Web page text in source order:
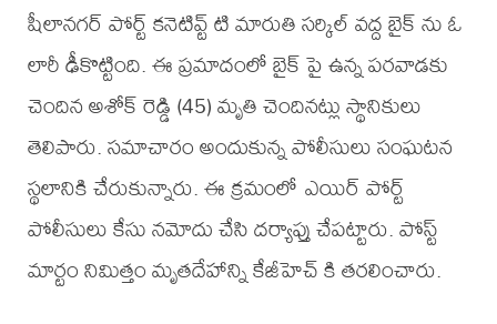
షీలానగర్ పోర్ట్ కనెటివ్ట్ టి మారుతి సర్కిల్ వద్ద బైక్ ను ఓ
లారీ ఢీకొట్టింది. ఈ ప్రమాదంలో బైక్ పై ఉన్న పరవాడకు
చెందిన అశోక్ రెడ్డి (45) మృతి చెందినట్లు స్థానికులు
తెలిపారు. సమాచారం అందుకున్న పోలీసులు సంఘటన
స్థలానికి చేరుకున్నారు. ఈ క్రమంలో ఎయిర్ పోర్ట్
పోలీసులు కేసు నమోదు చేసి దర్యాప్తు చేపట్టారు. పోస్ట్
మార్టం నిమిత్తం మృతదేహాన్ని కేజీహెచ్ కి తరలించారు.